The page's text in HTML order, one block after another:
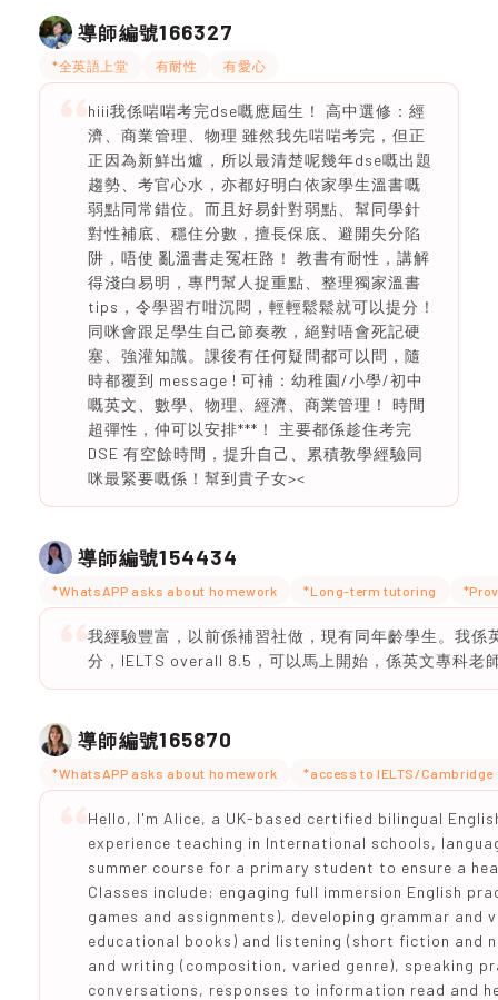
導師編號166327
*全英語上堂 有耐性 有愛心
hiii我係啱啱考完dse嘅應屆生！ 高中選修：經
濟、商業管理、物理 雖然我先啱啱考完，但正
正因為新鮮出爐，所以最清楚呢幾年dse嘅出題
趨勢、考官心水，亦都好明白依家學生溫書嘅
弱點同常錯位。而且好易針對弱點、幫同學針
對性補底、穩住分數，擅長保底、避開失分陷
阱，唔使 亂溫書走冤枉路！ 教書有耐性，講解
得淺白易明，專門幫人捉重點、整理獨家溫書
tips，令學習冇咁沉悶，輕輕鬆鬆就可以提分！
同咪會跟足學生自己節奏教，絕對唔會死記硬
塞、強灌知識。課後有任何疑問都可以問，隨
時都覆到 message ! 可補：幼稚園/小學/初中
嘅英文、數學、物理、經濟、商業管理！ 時間
超彈性，仲可以安排***！ 主要都係趁住考完
DSE 有空餘時間，提升自己、累積教學經驗同
咪最緊要嘅係！幫到貴子女><
導師編號154434
*WhatsAPP asks about homework *Long-term tutoring
我經驗豐富，以前係補習社做，現有同年齡學生。我係
分，IELTS overall 8.5，可以馬上開始，係英文專科老
導師編號165870
*WhatsAPP asks about homework *access to IELTS/
Hello, I'm Alice, a UK-based certified bilingual
experience teaching in International schools,
summer course for a primary student to ensure a
Classes include: engaging full immersion English
games and assignments), developing grammar and
educational books) and listening (short fiction and
and writing (composition, varied genre), speaking
conversations, responses to information read and